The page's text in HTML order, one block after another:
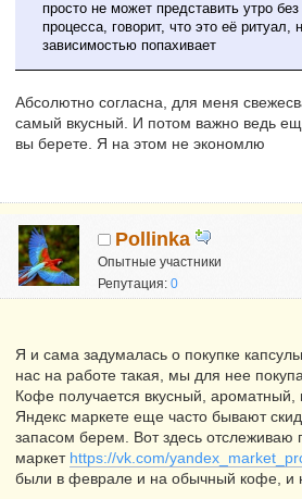
просто не может представить утро
процесса, говорит, что это её
зависимостью попахивает
Абсолютно согласна, для меня
самый вкусный. И потом важно ведь
вы берете. Я на этом не экономлю
Pollinka
Опытные участники
Репутация:0
Я и сама задумалась о покупке
нас на работе такая, мы для нее
Кофе получается вкусный, ароматный,
Яндекс маркете еще часто бывают
запасом берем. Вот здесь отслеживаю
маркет https://vk.com/
были в феврале и на обычный кофе, и